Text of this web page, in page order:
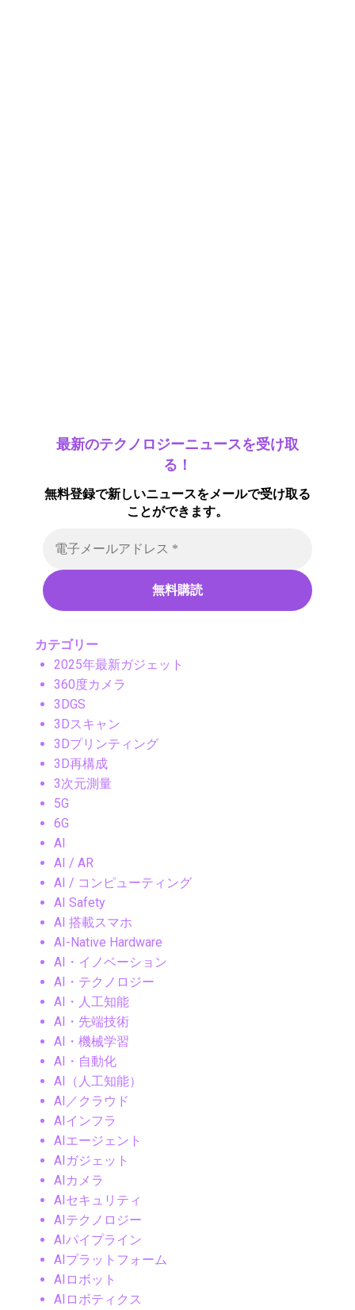
最新のテクノロジーニュースを受け取
る！
無料登録で新しいニュースをメールで受け取る
ことができます。
カテゴリー
2025年最新ガジェット
360度カメラ
3DGS
3Dスキャン
3Dプリンティング
3D再構成
3次元測量
5G
6G
AI
AI / AR
AI / コンピューティング
AI Safety
AI 搭載スマホ
AI-Native Hardware
AI・イノベーション
AI・テクノロジー
AI・人工知能
AI・先端技術
AI・機械学習
AI・自動化
AI（人工知能）
AI／クラウド
AIインフラ
AIエージェント
AIガジェット
AIカメラ
AIセキュリティ
AIテクノロジー
AIパイプライン
AIプラットフォーム
AIロボット
AIロボティクス